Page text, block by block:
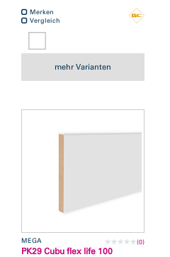
Merken
Vergleich
mehr Varianten
MEGA (0)
PK29 Cubu flex life 100